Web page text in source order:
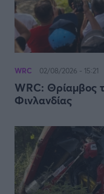
WRC 02/08/2026 - 15:21
WRC: Θρίαμβος
Φινλανδίας